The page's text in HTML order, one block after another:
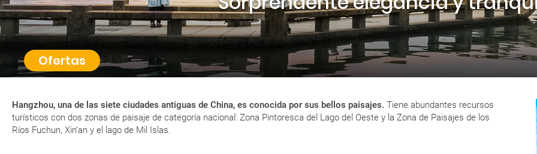
Ofertas
Hangzhou, una de las siete ciudades antiguas de China, es conocida por sus bellos paisajes. Tiene abundantes recursos
turísticos con dos zonas de paisaje de categoría nacional: Zona Pintoresca del Lago del Oeste y la Zona de Paisajes de los
Ríos Fuchun, Xin’an y el lago de Mil Islas.